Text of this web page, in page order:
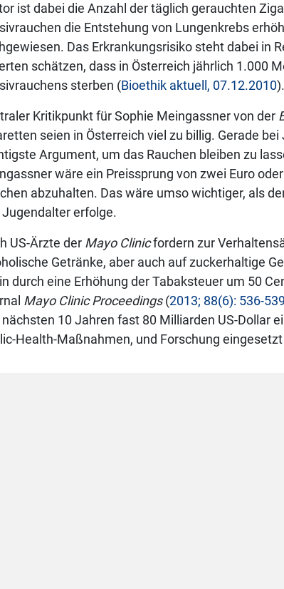
ist dabei die Anzahl der täglich gerauchten
die Entstehung von Lungenkrebs
Das Erkrankungsrisiko steht dabei in
schätzen, dass in Österreich jährlich 1.000
sterben (Bioethik aktuell, 07.12.2010).
Kritikpunkt für Sophie Meingassner von der
seien in Österreich viel zu billig. Gerade
Argument, um das Rauchen bleiben zu
wäre ein Preissprung von zwei Euro
abzuhalten. Das wäre umso wichtiger, als
Jugendalter erfolge.
US-Ärzte der Mayo Clinicfordern zur
Getränke, aber auch auf zuckerhaltige
durch eine Erhöhung der Tabaksteuer um 50
Mayo Clinic Proceedings(2013; 88(6): 536-539
10 Jahren fast 80 Milliarden US-Dollar
Health-Maßnahmen, und Forschung